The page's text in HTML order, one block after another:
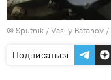
© Sputnik / Vasily Batanov /
Подписаться